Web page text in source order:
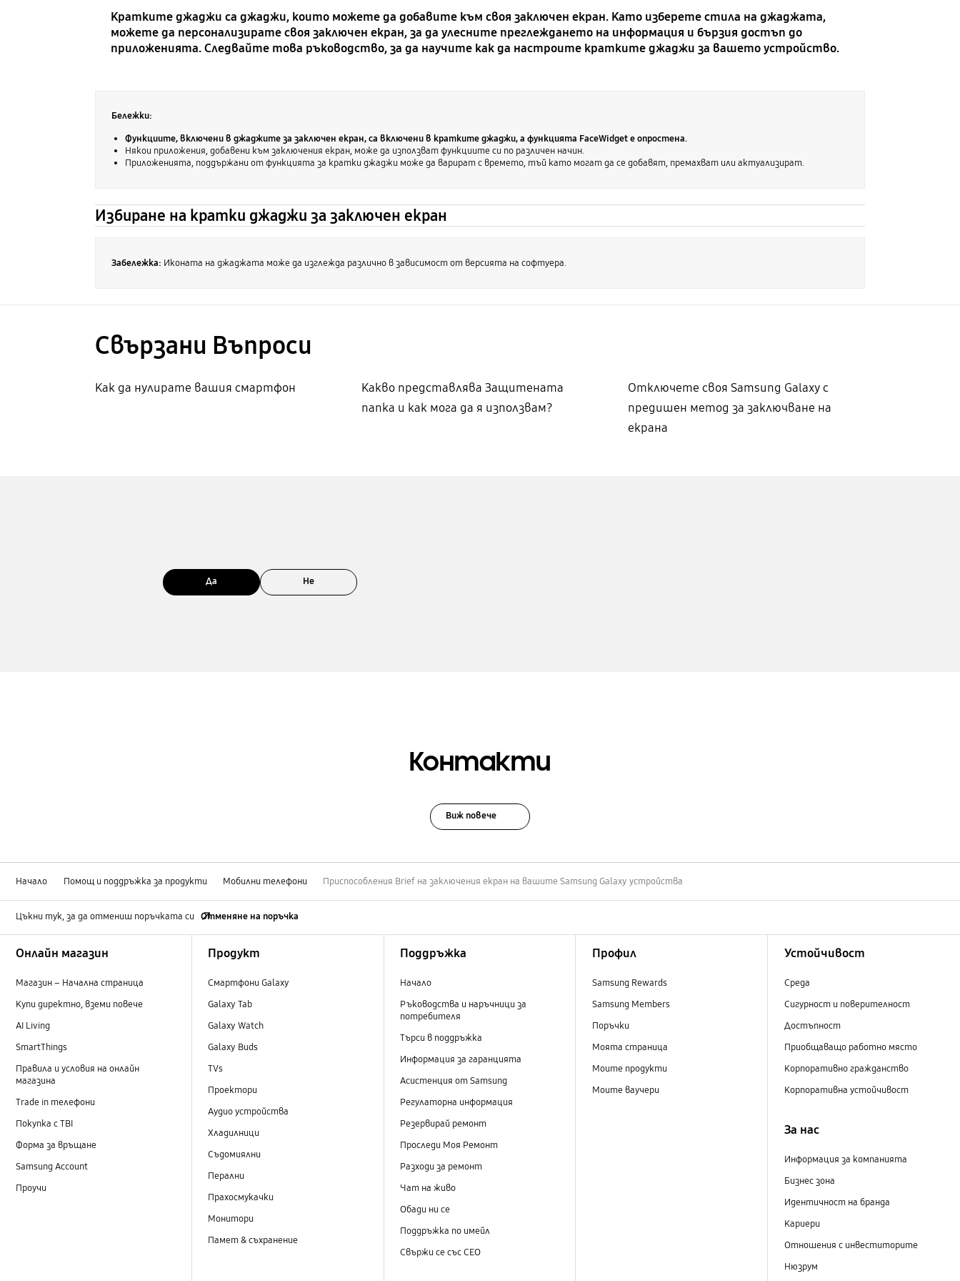
Кратките джаджи са джаджи, които можете да добавите към своя заключен екран. Като изберете стила на джаджата,
можете да персонализирате своя заключен екран, за да улесните преглеждането на информация и бързия достъп до
приложенията. Следвайте това ръководство, за да научите как да настроите кратките джаджи за вашето устройство.
Бележки:
Функциите, включени в джаджите за заключен екран, са включени в кратките джаджи, а функцията FaceWidget е опростена.
Някои приложения, добавени към заключения екран, може да използват функциите си по различен начин.
Приложенията, поддържани от функцията за кратки джаджи може да варират с времето, тъй като могат да се добавят, премахват или актуализират.
Избиране на кратки джаджи за заключен екран
Забележка: Иконата на джаджата може да изглежда различно в зависимост от версията на софтуера.
Свързани Bъпроси
Как да нулирате вашия смартфон
Какво представлява Защитената
папка и как мога да я използвам?
Отключете своя Samsung Galaxy с
предишен метод за заключване на
екрана
Да Не
Контакти
Виж повече
Начало Помощ и поддръжка за продукти Мобилни телефони Приспособления Brief на заключения екран на вашите Samsung Galaxy устройства
Цъкни тук, за да отмениш поръчката си Отменяне на поръчка
Онлайн магазин
Магазин – Начална страница
Купи директно, вземи повече
AI Living
SmartThings
Правила и условия на онлайн
магазина
Trade in телефони
Покупка с TBI
Форма за връщане
Samsung Account
Проучи
Продукт
Смартфони Galaxy
Galaxy Tab
Galaxy Watch
Galaxy Buds
TVs
Проектори
Аудио устройства
Хладилници
Съдомиялни
Перални
Прахосмукачки
Монитори
Памет & съхранение
Поддръжка
Начало
Ръководства и наръчници за
потребителя
Търси в поддръжка
Информация за гаранцията
Асистенция от Samsung
Регулаторна информация
Резервирай ремонт
Проследи Моя Ремонт
Разходи за ремонт
Чат на живо
Обади ни се
Поддръжка по имейл
Свържи се със СЕО
Профил
Samsung Rewards
Samsung Members
Поръчки
Моята страница
Моите продукти
Моите ваучери
Устойчивост
Среда
Сигурност и поверителност
Достъпност
Приобщаващо работно място
Корпоративно гражданство
Корпоративна устойчивост
За нас
Информация за компанията
Бизнес зона
Идентичност на бранда
Кариери
Отношения с инвеститорите
Нюзрум